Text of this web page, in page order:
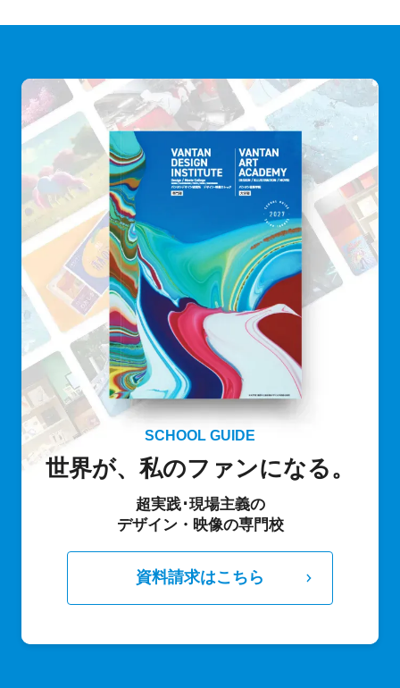
SCHOOL GUIDE
世界が、私のファンになる。
超実践･現場主義の
デザイン・映像の専門校
資料請求はこちら